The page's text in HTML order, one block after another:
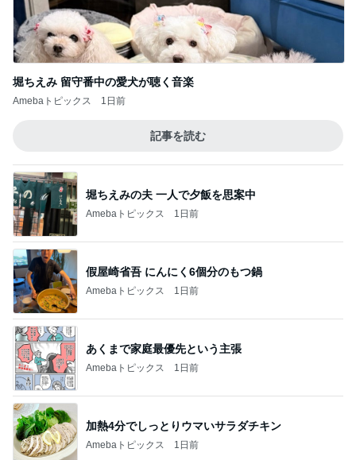
堀ちえみ 留守番中の愛犬が聴く音楽
Amebaトピックス 1日前
記事を読む
堀ちえみの夫 一人で夕飯を思案中
Amebaトピックス 1日前
假屋崎省吾 にんにく6個分のもつ鍋
Amebaトピックス 1日前
あくまで家庭最優先という主張
Amebaトピックス 1日前
加熱4分でしっとりウマいサラダチキン
Amebaトピックス 1日前